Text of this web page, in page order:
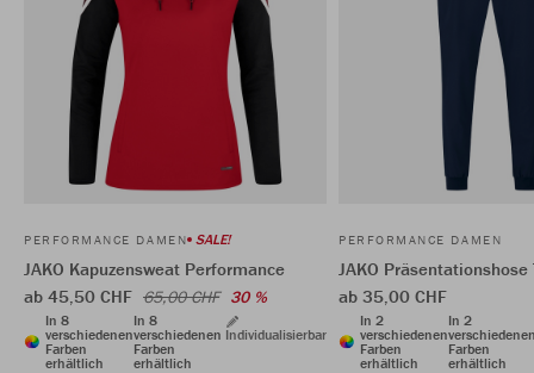
PERFORMANCE DAMEN SALE!
JAKO Kapuzensweat Performance
ab 45,50 CHF 65,00 CHF 30 %
In 8
verschiedenen
Farben
erhältlich
In 8
verschiedenen
Farben
erhältlich
Individualisierbar
PERFORMANCE DAMEN
JAKO Präsentationshose
ab 35,00 CHF
In 2
verschiedenen
Farben
erhältlich
In 2
Farben
erhältlich